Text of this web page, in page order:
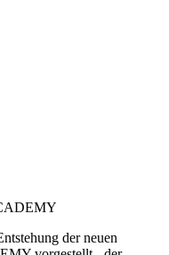
der neuen